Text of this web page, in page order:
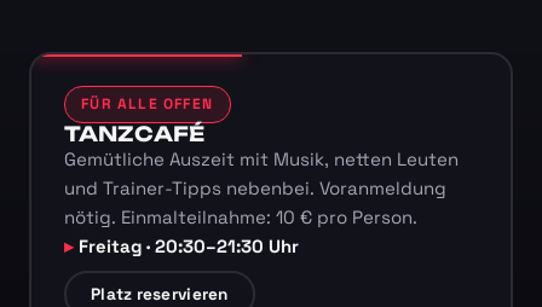
FÜR ALLE OFFEN
TANZCAFÉ
Gemütliche Auszeit mit Musik, netten Leuten
und Trainer-Tipps nebenbei. Voranmeldung
nötig. Einmalteilnahme: 10 € pro Person.
Freitag · 20:30–21:30 Uhr
Platz reservieren